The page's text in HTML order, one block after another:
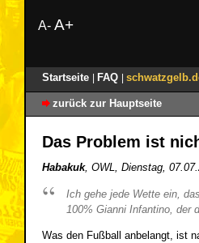
A- A+
Startseite FAQ
zurück zur Hauptseite
Das Problem ist
Habakuk, OWL Dienstag,
Ich gehe jede Wette ein,
100% Gianni Infantino, der
Was den Fußball anbelangt, ist